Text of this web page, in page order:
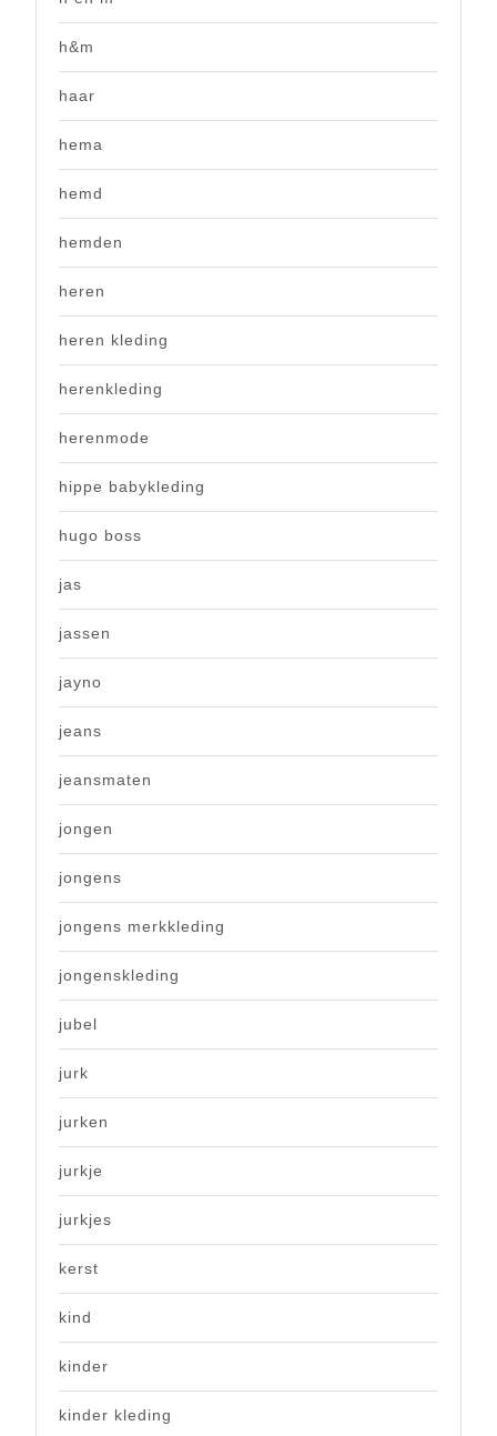
h&m
haar
hema
hemd
hemden
heren
heren kleding
herenkleding
herenmode
hippe babykleding
hugo boss
jas
jassen
jayno
jeans
jeansmaten
jongen
jongens
jongens merkkleding
jongenskleding
jubel
jurk
jurken
jurkje
jurkjes
kerst
kind
kinder
kinder kleding